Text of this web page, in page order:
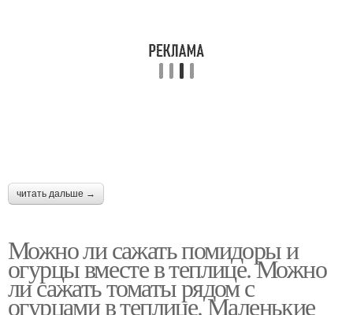
читать дальше →
Можно ли сажать помидоры и
огурцы вместе в теплице. Можно
ли сажать томаты рядом с
огурцами в теплице. Маленькие